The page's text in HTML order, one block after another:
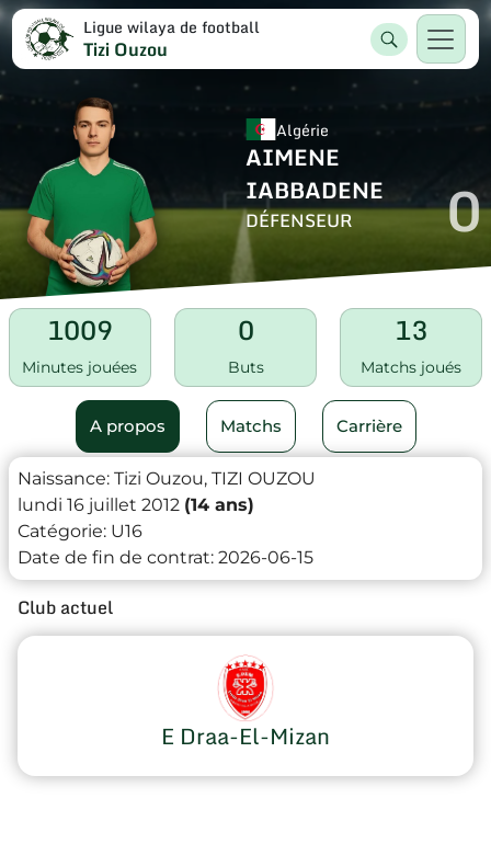
Ligue wilaya de football
Tizi Ouzou
Algérie
AIMENE
IABBADENE
DÉFENSEUR 0
1009
Minutes jouées
0
Buts
13
Matchs joués
A propos Matchs Carrière
Naissance: Tizi Ouzou, TIZI OUZOU
lundi 16 juillet 2012 (14 ans)
Catégorie: U16
Date de fin de contrat: 2026-06-15
Club actuel
E Draa-El-Mizan